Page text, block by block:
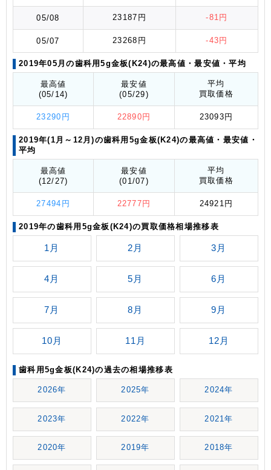
05/08 23187円 -81円
05/07 23268円 -43円
2019年05月の歯科用5g金板(K24)の最高値 ・最安値 ・平均
最高値
(05/14)
最安値
(05/29)
平均
買取価格
23290円 22890円 23093円
2019年(1月～12月)の歯科用5g金板(K24)の最高値 ・最安値 ・
平均
最高値
(12/27)
最安値
(01/07)
平均
買取価格
27494円 22777円 24921円
2019年の歯科用5g金板(K24)の買取価格相場推移表
1月 2月 3月
4月 5月 6月
7月 8月 9月
10月 11月 12月
歯科用5g金板(K24)の過去の相場推移表
2026年 2025年 2024年
2023年 2022年 2021年
2020年 2019年 2018年